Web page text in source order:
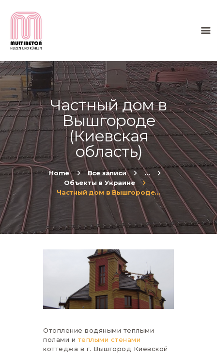
Частный дом в
Вышгороде
(Киевская
область)
Home Все записи
...
Объекты в Украине
Частный дом в Вышгороде...
HOME
О КОМПАНИИ
ТЕПЛЫЙ ПОЛ
МОНТАЖ
ИНФОРМАЦИЯ
Отопление водяными теплыми
полами и теплыми стенами
коттеджа в г. Вышгород Киевской